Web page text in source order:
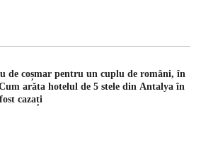
de coșmar pentru un cuplu de români, în
arăta hotelul de 5 stele din Antalya în
cazați